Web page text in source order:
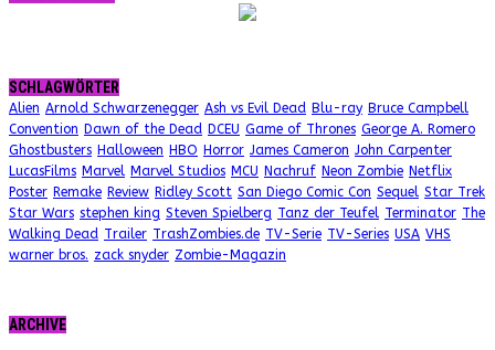
SCHLAGWÖRTER
Alien Arnold Schwarzenegger Ash vs Evil Dead Blu-ray Bruce Campbell
Convention Dawn of the Dead DCEU Game of Thrones George A. Romero
Ghostbusters Halloween HBO Horror James Cameron John Carpenter
LucasFilms Marvel Marvel Studios MCU Nachruf Neon Zombie Netflix
Poster Remake Review Ridley Scott San Diego Comic Con Sequel Star Trek
Star Wars stephen king Steven Spielberg Tanz der Teufel Terminator The
Walking Dead Trailer TrashZombies.de TV-Serie TV-Series USA VHS
warner bros. zack snyder Zombie-Magazin
ARCHIVE